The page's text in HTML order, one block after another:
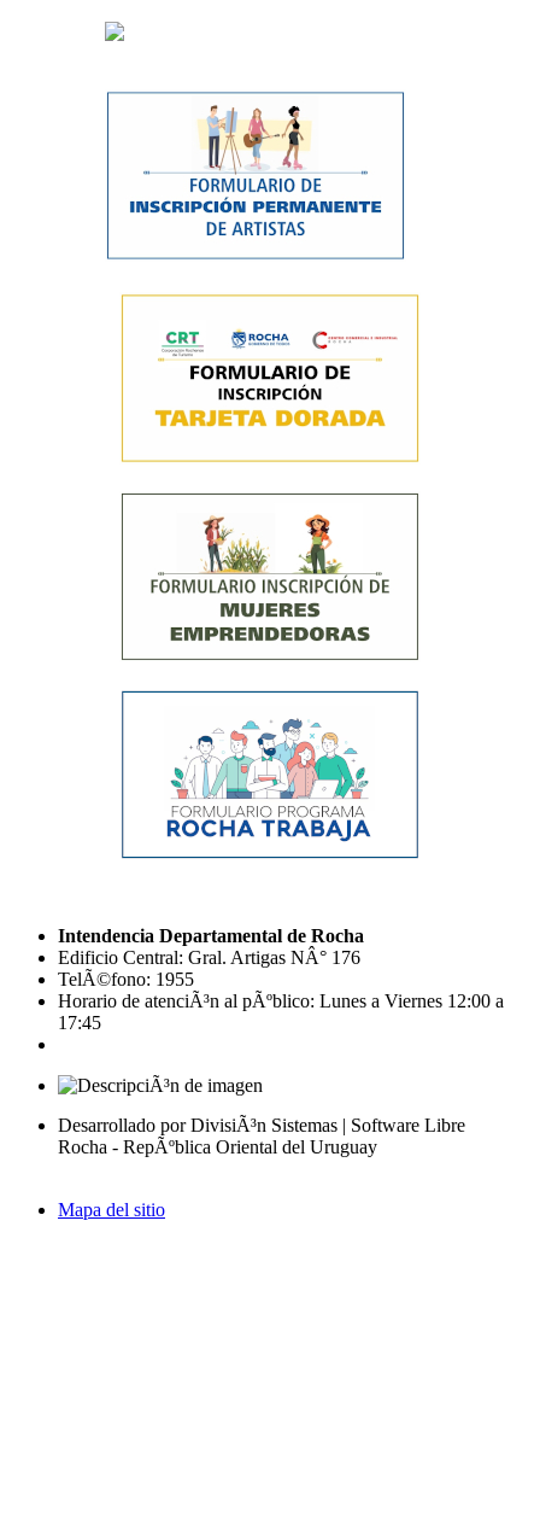
Intendencia Departamental de Rocha
Edificio Central: Gral. Artigas NÂ° 176
TelÃ©fono: 1955
Horario de atenciÃ³n al pÃºblico: Lunes a Viernes 12:00 a
17:45
Desarrollado por DivisiÃ³n Sistemas | Software Libre
Rocha - RepÃºblica Oriental del Uruguay
Mapa del sitio